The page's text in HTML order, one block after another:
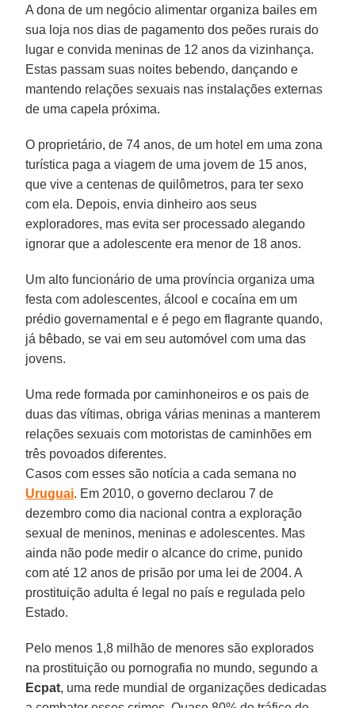
A dona de um negócio alimentar organiza bailes em
sua loja nos dias de pagamento dos peões rurais do
lugar e convida meninas de 12 anos da vizinhança.
Estas passam suas noites bebendo, dançando e
mantendo relações sexuais nas instalações externas
de uma capela próxima.
O proprietário, de 74 anos, de um hotel em uma zona
turística paga a viagem de uma jovem de 15 anos,
que vive a centenas de quilômetros, para ter sexo
com ela. Depois, envia dinheiro aos seus
exploradores, mas evita ser processado alegando
ignorar que a adolescente era menor de 18 anos.
Um alto funcionário de uma província organiza uma
festa com adolescentes, álcool e cocaína em um
prédio governamental e é pego em flagrante quando,
já bêbado, se vai em seu automóvel com uma das
jovens.
Uma rede formada por caminhoneiros e os pais de
duas das vítimas, obriga várias meninas a manterem
relações sexuais com motoristas de caminhões em
três povoados diferentes.
Casos com esses são notícia a cada semana no
Uruguai. Em 2010, o governo declarou 7 de
dezembro como dia nacional contra a exploração
sexual de meninos, meninas e adolescentes. Mas
ainda não pode medir o alcance do crime, punido
com até 12 anos de prisão por uma lei de 2004. A
prostituição adulta é legal no país e regulada pelo
Estado.
Pelo menos 1,8 milhão de menores são explorados
na prostituição ou pornografia no mundo, segundo a
Ecpat, uma rede mundial de organizações dedicadas